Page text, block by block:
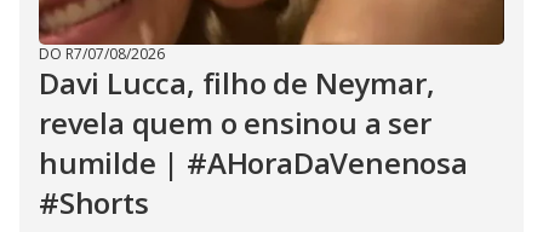
DO R7/07/08/2026
Davi Lucca, filho de Neymar,
revela quem o ensinou a ser
humilde | #AHoraDaVenenosa
#Shorts